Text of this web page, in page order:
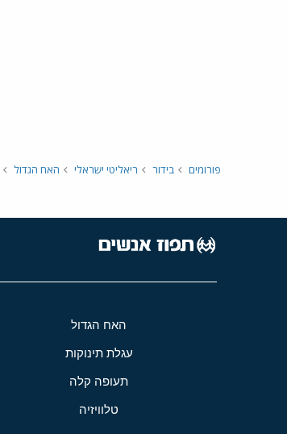
פורומים בידור ריאליטי ישראלי האח הגדול
האח הגדול
עגלת תינוקות
תעופה קלה
טלוויזיה